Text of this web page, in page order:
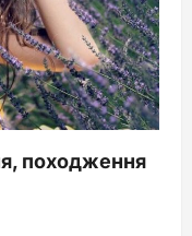
походження